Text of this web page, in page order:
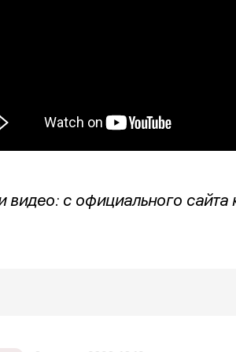
видео: с официального сайта